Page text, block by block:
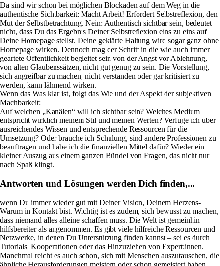
Da sind wir schon bei möglichen Blockaden auf dem Weg in die
authentische Sichtbarkeit: Macht Arbeit! Erfordert Selbstreflexion, den
Mut der Selbstbetrachtung. Nein: Authentisch sichtbar sein, bedeutet
nicht, dass Du das Ergebnis Deiner Selbstreflexion eins zu eins auf
Deine Homepage stellst. Deine geklärte Haltung wird sogar ganz ohne
Homepage wirken. Dennoch mag der Schritt in die wie auch immer
geartete Öffentlichkeit begleitet sein von der Angst vor Ablehnung,
von alten Glaubenssätzen, nicht gut genug zu sein. Die Vorstellung,
sich angreifbar zu machen, nicht verstanden oder gar kritisiert zu
werden, kann lähmend wirken.
Wenn das Was klar ist, folgt das Wie und der Aspekt der subjektiven
Machbarkeit:
Auf welchen „Kanälen“ will ich sichtbar sein? Welches Medium
entspricht wirklich meinem Stil und meinen Werten? Verfüge ich über
ausreichendes Wissen und entsprechende Ressourcen für die
Umsetzung? Oder brauche ich Schulung, sind andere Professionen zu
beauftragen und habe ich die finanziellen Mittel dafür? Wieder ein
kleiner Auszug aus einem ganzen Bündel von Fragen, das nicht nur
nach Spaß klingt.
Antworten und Lösungen werden Dich finden,...
wenn Du immer wieder gut mit Deiner Vision, Deinem Herzens-
Warum in Kontakt bist. Wichtig ist es zudem, sich bewusst zu machen,
dass niemand alles alleine schaffen muss. Die Welt ist gemeinhin
hilfsbereiter als angenommen. Es gibt viele hilfreiche Ressourcen und
Netzwerke, in denen Du Unterstützung finden kannst – sei es durch
Tutorials, Kooperationen oder das Hinzuziehen von Expert:innen.
Manchmal reicht es auch schon, sich mit Menschen auszutauschen, die